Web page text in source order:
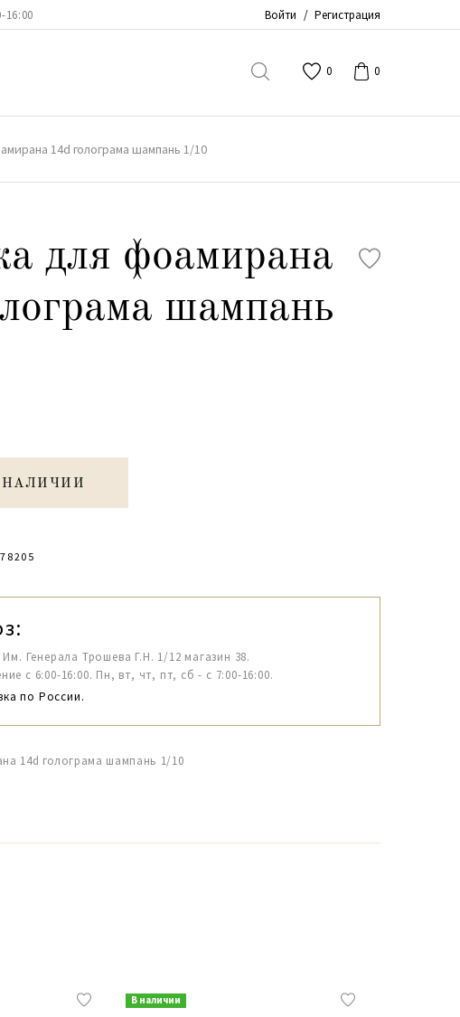
16:00 Войти / Регистрация
0 0
14d голограма шампань 1/10
для фоамирана
шампань
НАЛИЧИИ
Генерала Трошева Г.Н. 1/12 магазин 38.
с 6:00-16:00. Пн, вт, чт, пт, сб - с 7:00-16:00.
по России.
14d голограма шампань 1/10
В наличии